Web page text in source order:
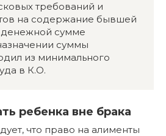
требований и
на содержание бывшей
денежной сумме
суммы
из минимального
в К.О.
ребенка вне брака
что право на алименты